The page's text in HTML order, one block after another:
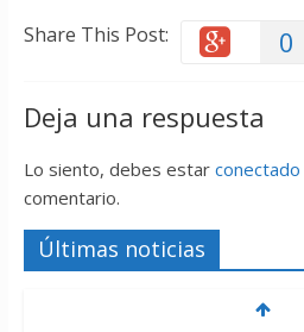
Share This Post: 0
Deja una respuesta
Lo siento, debes estar conectado
comentario.
Últimas noticias